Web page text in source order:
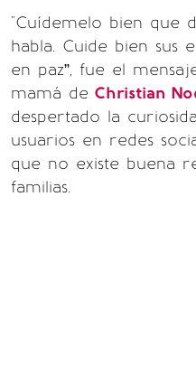
"Cuídemelo bien que
habla. Cuide bien sus
en paz”, fue el
mamá de Christian
despertado la
usuarios en redes
que no existe buena
familias.